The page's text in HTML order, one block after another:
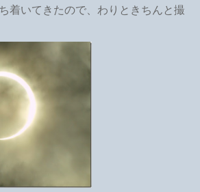
着いてきたので、わりときちんと撮